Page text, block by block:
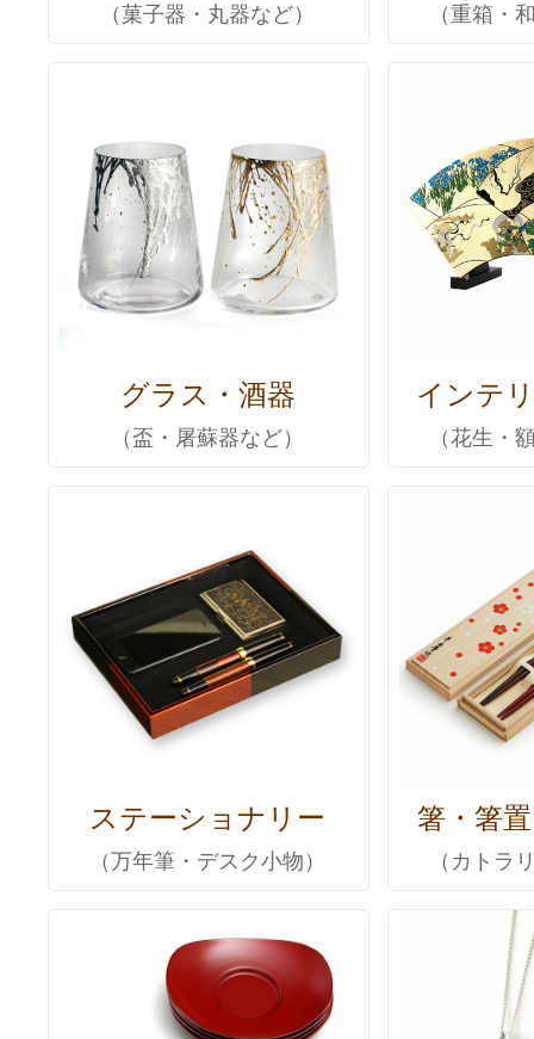
（菓子器・丸器など） （重箱・
グラス・酒器
（盃・屠蘇器など）
インテ
（花生・
ステーショナリー
（万年筆・デスク小物）
箸・箸
（カトラ